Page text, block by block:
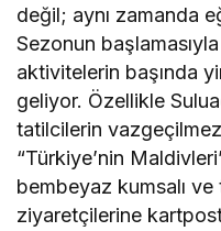
değil; aynı zamanda
Sezonun
aktivitelerin başında
geliyor. Özellikle
tatilcilerin
“Türkiye’nin
bembeyaz kumsalı
ziyaretçilerine